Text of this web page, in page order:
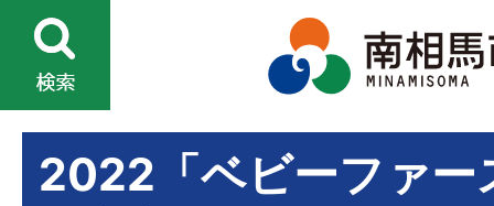
2022「ベビーファー